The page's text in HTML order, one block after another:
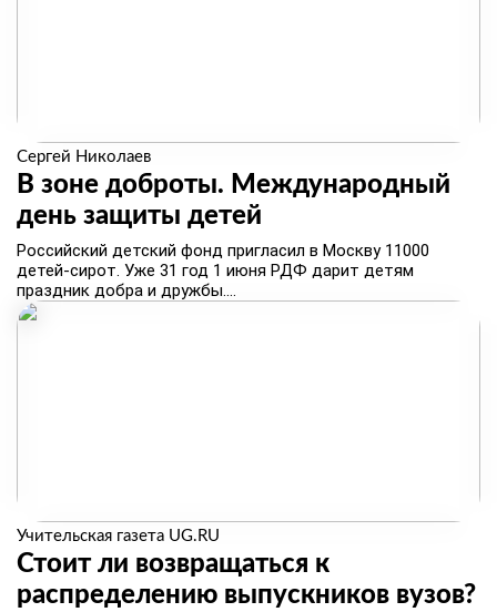
Сергей Николаев
В зоне доброты. ​Международный
день защиты детей
Российский детский фонд пригласил в Москву 11000
детей-сирот. Уже 31 год 1 июня РДФ дарит детям
праздник добра и дружбы....
Учительская газета UG.RU
Стоит ли возвращаться к
распределению выпускников вузов?